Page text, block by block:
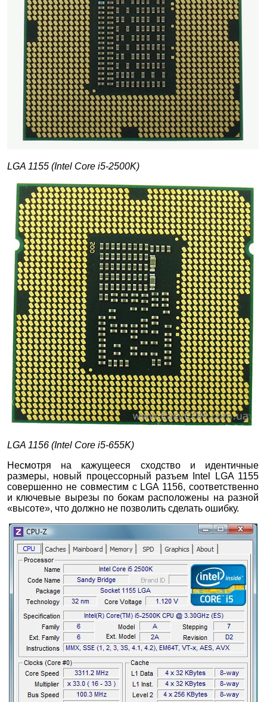
LGA 1155 (Intel Core i5-2500K)
LGA 1156 (Intel Core i5-655K)
Несмотря на кажущееся сходство и идентичные
размеры, новый процессорный разъем Intel LGA 1155
совершенно не совместим с LGA 1156, соответственно
и ключевые вырезы по бокам расположены на разной
«высоте», что должно не позволить сделать ошибку.